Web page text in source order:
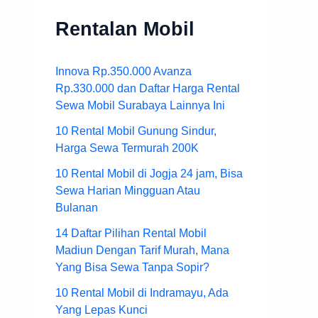
Rentalan Mobil
Innova Rp.350.000 Avanza
Rp.330.000 dan Daftar Harga Rental
Sewa Mobil Surabaya Lainnya Ini
10 Rental Mobil Gunung Sindur,
Harga Sewa Termurah 200K
10 Rental Mobil di Jogja 24 jam, Bisa
Sewa Harian Mingguan Atau
Bulanan
14 Daftar Pilihan Rental Mobil
Madiun Dengan Tarif Murah, Mana
Yang Bisa Sewa Tanpa Sopir?
10 Rental Mobil di Indramayu, Ada
Yang Lepas Kunci